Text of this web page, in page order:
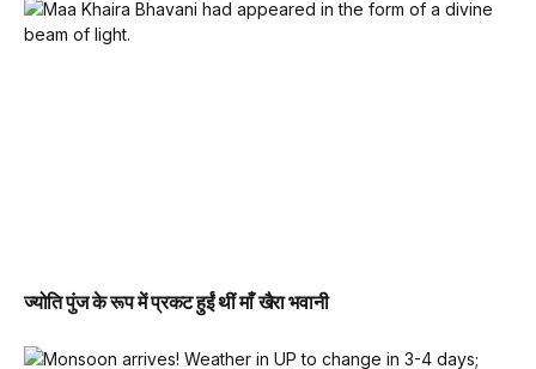
ज्योति पुंज के रूप में प्रकट हुईं थीं माँ खैरा भवानी